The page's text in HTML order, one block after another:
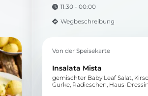
11:30 - 00:00
Wegbeschreibung
Von der Speisekarte
Insalata Mista
gemischter Baby Leaf Salat,
Gurke, Radieschen, Haus-